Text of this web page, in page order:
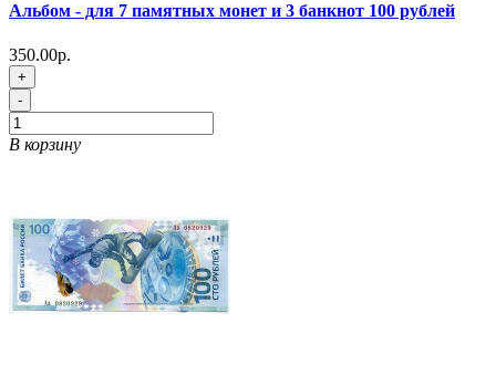
Альбом - для 7 памятных монет и 3 банкнот 100 рублей
350.00р.
+
-
В корзину